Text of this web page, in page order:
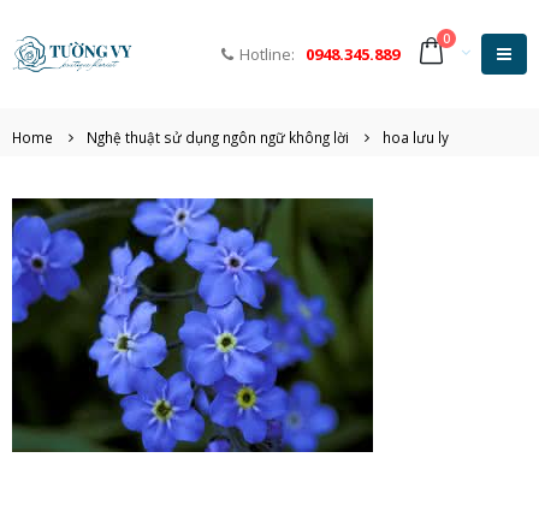
Hotline: 0948.345.889
0
Home Nghệ thuật sử dụng ngôn ngữ không lời hoa lưu ly